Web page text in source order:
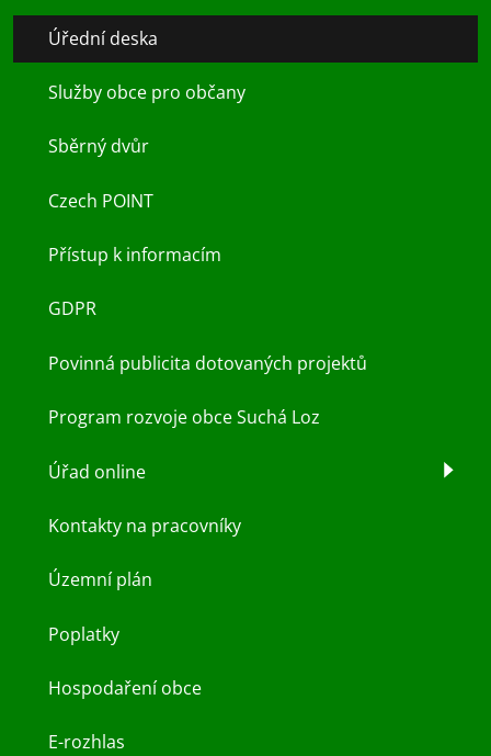
Úřední deska
Služby obce pro občany
Sběrný dvůr
Czech POINT
Přístup k informacím
GDPR
Povinná publicita dotovaných projektů
Program rozvoje obce Suchá Loz
Úřad online
Kontakty na pracovníky
Územní plán
Poplatky
Hospodaření obce
E-rozhlas